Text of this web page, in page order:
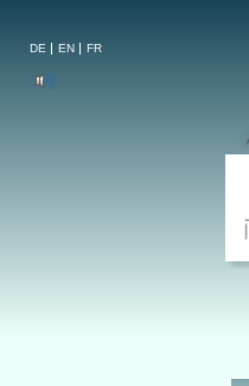
DE EN FR